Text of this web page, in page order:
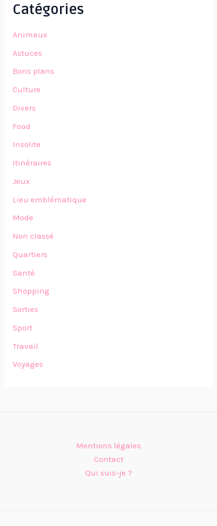
Catégories
Animaux
Astuces
Bons plans
Culture
Divers
Food
Insolite
Itinéraires
Jeux
Lieu emblématique
Mode
Non classé
Quartiers
Santé
Shopping
Sorties
Sport
Travail
Voyages
Mentions légales
Contact
Qui suis-je ?